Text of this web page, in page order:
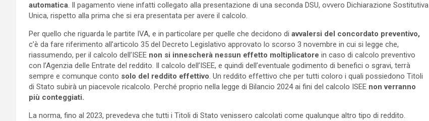
automatica. Il pagamento viene infatti collegato alla presentazione di una seconda DSU, ovvero Dichiarazione Sostitutiva
Unica, rispetto alla prima che si era presentata per avere il calcolo.
Per quello che riguarda le partite IVA, e in particolare per quelle che decidono di avvalersi del concordato preventivo,
c’è da fare riferimento all’articolo 35 del Decreto Legislativo approvato lo scorso 3 novembre in cui si legge che,
riassumendo, per il calcolo dell’ISEE non si innescherà nessun effetto moltiplicatore in caso di calcolo preventivo
con l’Agenzia delle Entrate del reddito. Il calcolo dell’ISEE, e quindi dell’eventuale godimento di benefici o sgravi, terrà
sempre e comunque conto solo del reddito effettivo. Un reddito effettivo che per tutti coloro i quali possiedono Titoli
di Stato subirà un piacevole ricalcolo. Perché proprio nella legge di Bilancio 2024 ai fini del calcolo ISEE non verranno
più conteggiati.
La norma, fino al 2023, prevedeva che tutti i Titoli di Stato venissero calcolati come qualunque altro tipo di reddito.